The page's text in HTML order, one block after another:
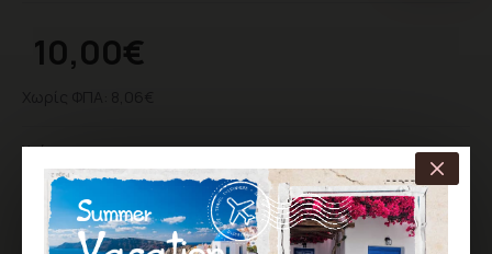
10,00€
Χρώμα
Cat Eye